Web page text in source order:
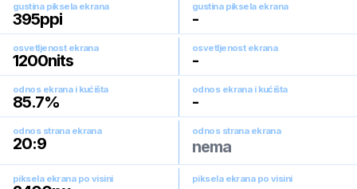
gustina piksela ekrana
395ppi
gustina piksela ekrana
-
osvetljenost ekrana
1200nits
osvetljenost ekrana
-
odnos ekrana i kućišta
85.7%
odnos ekrana i kućišta
-
odnos strana ekrana
20:9
odnos strana ekrana
nema
piksela ekrana po visini piksela ekrana po visini